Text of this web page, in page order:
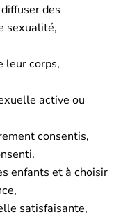
des
sexualité,
leur corps,
active ou
consentis,
enfants et à choisir
satisfaisante,